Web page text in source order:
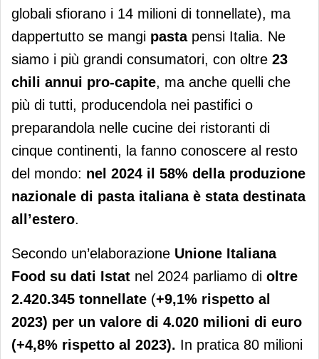
globali sfiorano i 14 milioni di tonnellate), ma
dappertutto se mangi pastapensi Italia. Ne
siamo i più grandi consumatori, con oltre 23
chili annui pro-capite, ma anche quelli che
più di tutti, producendola nei pastifici o
preparandola nelle cucine dei ristoranti di
cinque continenti, la fanno conoscere al resto
del mondo: nel 2024 il 58% della produzione
nazionale di pasta italiana è stata destinata
all’estero.
Secondo un’elaborazione Unione Italiana
Food su dati Istat nel 2024 parliamo di oltre
2.420.345 tonnellate (+9,1% rispetto al
2023) per un valore di 4.020 milioni di euro
(+4,8% rispetto al 2023). In pratica 80 milioni